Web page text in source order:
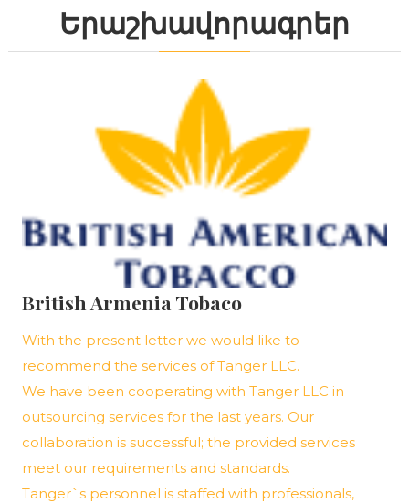
Երաշխավորագրեր
British Armenia Tobaco
With the present letter we would like to
recommend the services of Tanger LLC.
We have been cooperating with Tanger LLC in
outsourcing services for the last years. Our
collaboration is successful; the provided services
meet our requirements and standards.
Tanger`s personnel is staffed with professionals,